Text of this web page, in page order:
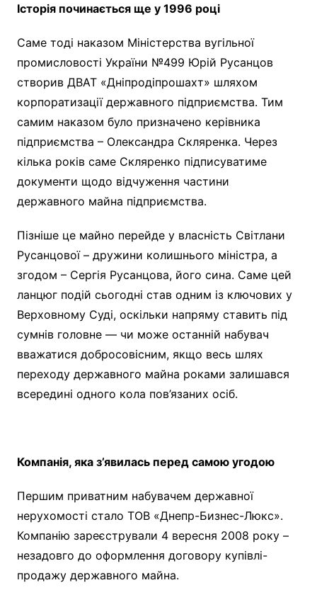
Історія починається ще у 1996 році
Саме тоді наказом Міністерства вугільної
промисловості України №499 Юрій Русанцов
створив ДВАТ «Дніпродіпрошахт» шляхом
корпоратизації державного підприємства. Тим
самим наказом було призначено керівника
підприємства – Олександра Скляренка. Через
кілька років саме Скляренко підписуватиме
документи щодо відчуження частини
державного майна підприємства.
Пізніше це майно перейде у власність Світлани
Русанцової – дружини колишнього міністра, а
згодом – Сергія Русанцова, його сина. Саме цей
ланцюг подій сьогодні став одним із ключових у
Верховному Суді, оскільки напряму ставить під
сумнів головне — чи може останній набувач
вважатися добросовісним, якщо весь шлях
переходу державного майна роками залишався
всередині одного кола пов’язаних осіб.
Компанія, яка з’явилась перед самою угодою
Першим приватним набувачем державної
нерухомості стало ТОВ «Днепр-Бизнес-Люкс».
Компанію зареєстрували 4 вересня 2008 року –
незадовго до оформлення договору купівлі-
продажу державного майна.